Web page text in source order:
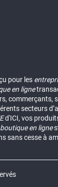
pour les
en ligne
commerçants,
secteurs
d'ICI, vos
boutique en ligne
sans cesse à